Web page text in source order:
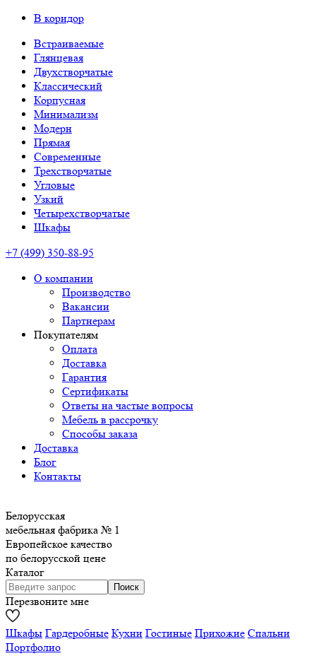
В коридор
Встраиваемые
Глянцевая
Двухстворчатые
Классический
Корпусная
Минимализм
Модерн
Прямая
Современные
Трехстворчатые
Угловые
Узкий
Четырехстворчатые
Шкафы
+7 (499) 350-88-95
О компании
Производство
Вакансии
Партнерам
Покупателям
Оплата
Доставка
Гарантия
Сертификаты
Ответы на частые вопросы
Мебель в рассрочку
Способы заказа
Доставка
Блог
Контакты
Белорусская
мебельная фабрика № 1
Европейское качество
по белорусской цене
Каталог
Перезвоните мне
Шкафы Гардеробные Кухни Гостиные Прихожие Спальни
Портфолио